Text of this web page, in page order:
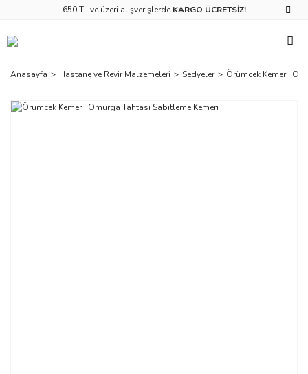
650 TL ve üzeri alışverişlerde KARGO ÜCRETSİZ!
Anasayfa Hastane ve Revir Malzemeleri Sedyeler Örümcek Kemer |